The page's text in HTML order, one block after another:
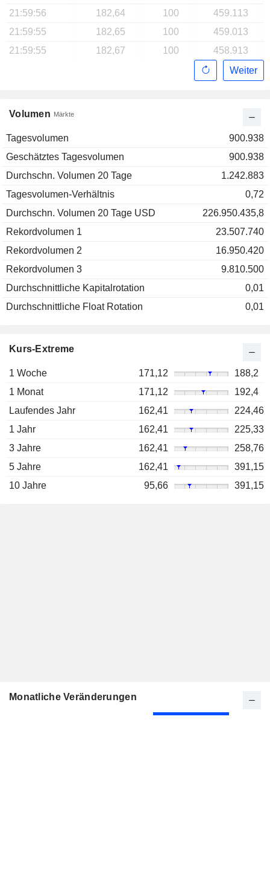
Volumen Märkte
Tagesvolumen
900.938
Geschätztes Tagesvolumen
900.938
Durchschn. Volumen 20 Tage
1.242.883
Tagesvolumen-Verhältnis
0,72
Durchschn. Volumen 20 Tage USD
226.950.435,8
Rekordvolumen 1
23.507.740
Rekordvolumen 2
16.950.420
Rekordvolumen 3
9.810.500
Durchschnittliche Kapitalrotation
0,01
Durchschnittliche Float Rotation
0,01
21:59:56
182,64 100
459.113
21:59:55
182,65 100
459.013
21:59:55
182,67 100
458.913
Weiter
Kurs-Extreme
1 Woche 171,12
188,2
1 Monat
171,12
192,4
Laufendes Jahr
162,41
224,46
1 Jahr
162,41
225,33
3 Jahre
162,41
258,76
5 Jahre
162,41
391,15
10 Jahre
95,66 391,15
Monatliche Veränderungen